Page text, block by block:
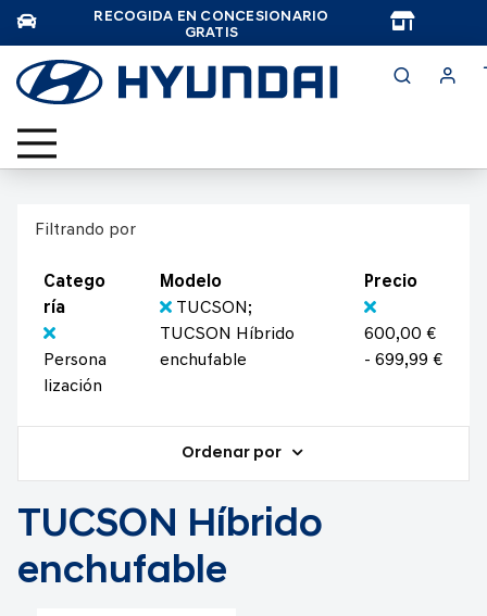
RECOGIDA EN CONCESIONARIO
GRATIS
Filtrando por
Catego
ría
Persona
lización
Modelo
TUCSON;
TUCSON Híbrido
enchufable
Precio
600,00 €
- 699,99 €
Ordenar por
TUCSON Híbrido
enchufable